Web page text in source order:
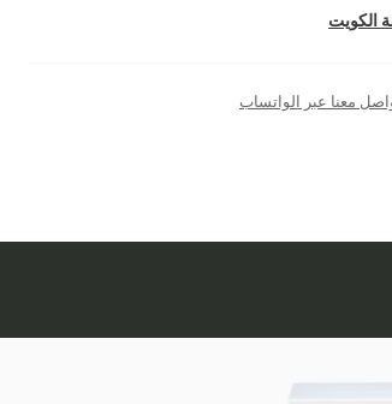
الكويت
معنا عبر الواتساب